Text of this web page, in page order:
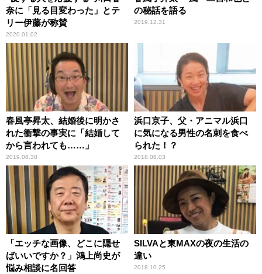
奈に「見る目変わった」とテ
リー伊藤が称賛
2020.01.02
の秘話を語る
2019.12.31
春風亭昇太、結婚後に明かさ
れた衝撃の事実に「結婚して
から言われても……」
2019.08.30
浜口京子、父・アニマル浜口
に気になる男性の名刺を食べ
られた！？
2018.08.03
「エッチな画像、どこに隠せ
ばいいですか？」鴻上尚史が
悩み相談に名回答
SILVAと東MAXの夜の生活の
違い
2018.10.25